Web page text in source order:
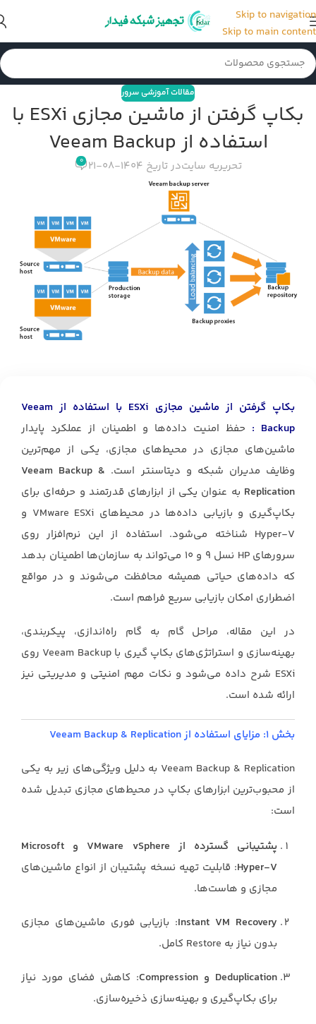
Skip to navigation
Skip to main content
مقالات آموزشی سرور
بکاپ گرفتن از ماشین مجازی ESXi با
استفاده از Veeam Backup
تحریریه سایتدر تاریخ 1404-08-21 0
بکاپ گرفتن از ماشین مجازی ESXi با استفاده از Veeam
Backup :
حفظ امنیت داده‌ها و اطمینان از عملکرد پایدار
ماشین‌های مجازی در محیط‌های مجازی، یکی از مهم‌ترین
وظایف مدیران شبکه و دیتاسنتر است. Veeam Backup &
Replication به عنوان یکی از ابزارهای قدرتمند و حرفه‌ای برای
بکاپ‌گیری و بازیابی داده‌ها در محیط‌های VMware ESXi و
Hyper-V شناخته می‌شود. استفاده از این نرم‌افزار روی
سرورهای HP نسل 9 و 10 می‌تواند به سازمان‌ها اطمینان بدهد
که داده‌های حیاتی همیشه محافظت می‌شوند و در مواقع
اضطراری امکان بازیابی سریع فراهم است.
در این مقاله، مراحل گام به گام راه‌اندازی، پیکربندی،
بهینه‌سازی و استراتژی‌های بکاپ گیری با Veeam Backup روی
ESXi شرح داده می‌شود و نکات مهم امنیتی و مدیریتی نیز
ارائه شده است.
بخش ۱: مزایای استفاده از Veeam Backup & Replication
Veeam Backup & Replication به دلیل ویژگی‌های زیر به یکی
از محبوب‌ترین ابزارهای بکاپ در محیط‌های مجازی تبدیل شده
است:
پشتیبانی گسترده از VMware vSphere و Microsoft
Hyper-V: قابلیت تهیه نسخه پشتیبان از انواع ماشین‌های
مجازی و هاست‌ها.
Instant VM Recovery: بازیابی فوری ماشین‌های مجازی
بدون نیاز به Restore کامل.
Deduplication و Compression
: کاهش فضای مورد نیاز
برای بکاپ‌گیری و بهینه‌سازی ذخیره‌سازی.